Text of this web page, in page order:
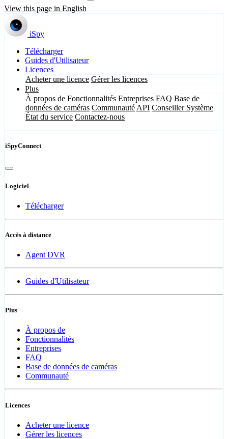
View this page in English
iSpy
Télécharger
Guides d'Utilisateur
Licences
Acheter une licence Gérer les licences
Plus
À propos de Fonctionnalités Entreprises FAQ Base de
données de caméras Communauté API Conseiller Système
État du service Contactez-nous
iSpyConnect
Logiciel
Télécharger
Accès à distance
Agent DVR
Guides d'Utilisateur
Plus
À propos de
Fonctionnalités
Entreprises
FAQ
Base de données de caméras
Communauté
Licences
Acheter une licence
Gérer les licences